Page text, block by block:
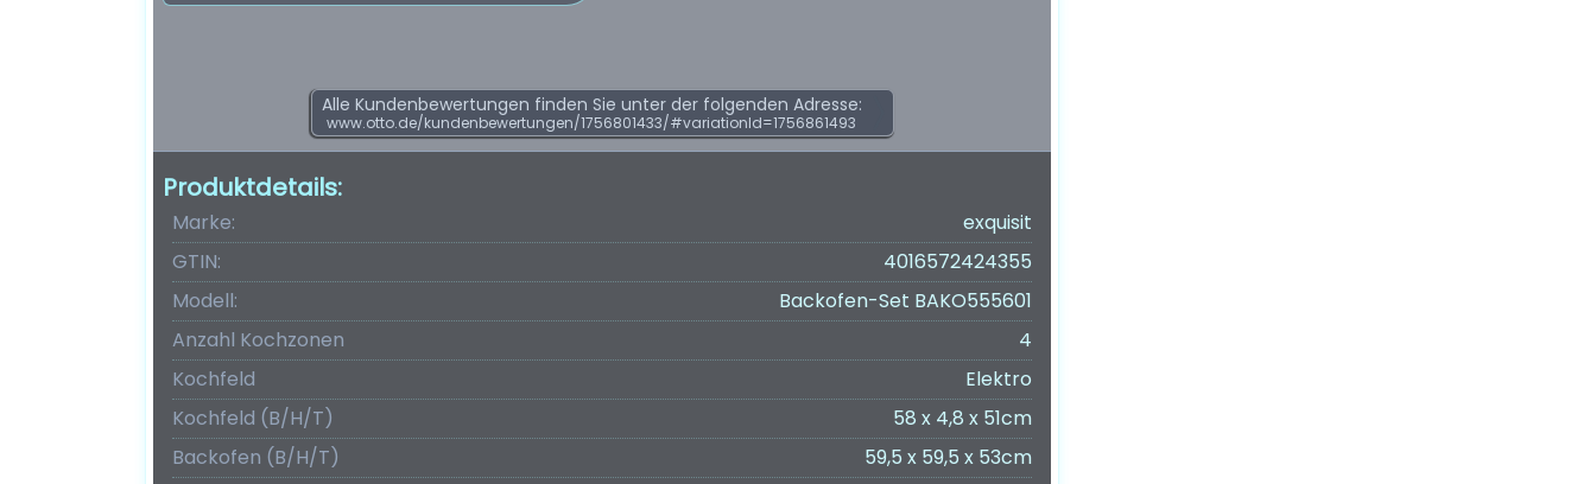
Alle Kundenbewertungen finden Sie unter der folgenden Adresse:
www.otto.de/kundenbewertungen/1756801433/#variationId=1756861493
Produktdetails:
Marke:
exquisit
GTIN:
4016572424355
Modell:
Backofen-Set BAKO555601
Anzahl Kochzonen
4
Kochfeld
Elektro
Kochfeld (B/H/T)
58 x 4,8 x 51cm
Backofen (B/H/T)
59,5 x 59,5 x 53cm